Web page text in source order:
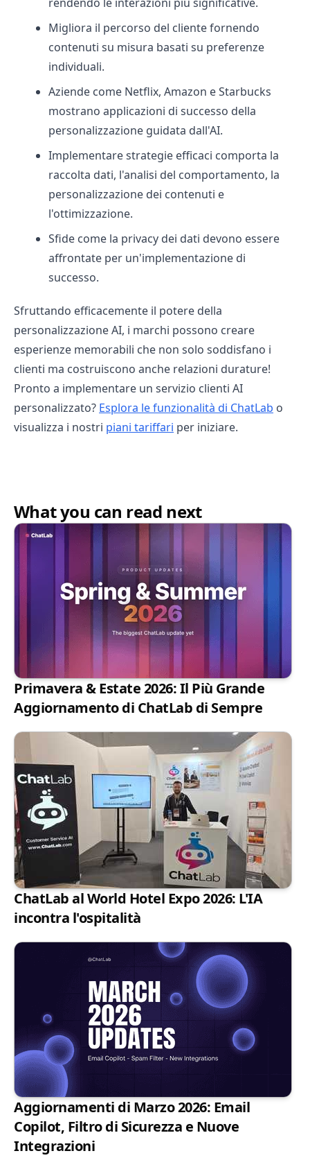
Migliora il percorso del cliente fornendo
contenuti su misura basati su preferenze
individuali.
Aziende come Netflix, Amazon e Starbucks
mostrano applicazioni di successo della
personalizzazione guidata dall'AI.
Implementare strategie efficaci comporta la
raccolta dati, l'analisi del comportamento, la
personalizzazione dei contenuti e
l'ottimizzazione.
Sfide come la privacy dei dati devono essere
affrontate per un'implementazione di
successo.
Sfruttando efficacemente il potere della
personalizzazione AI, i marchi possono creare
esperienze memorabili che non solo soddisfano i
clienti ma costruiscono anche relazioni durature!
Pronto a implementare un servizio clienti AI
personalizzato? Esplora le funzionalità di ChatLab o
visualizza i nostri piani tariffari per iniziare.
What you can read next
Primavera & Estate 2026: Il Più Grande
Aggiornamento di ChatLab di Sempre
ChatLab al World Hotel Expo 2026: L'IA
incontra l'ospitalità
Aggiornamenti di Marzo 2026: Email
Copilot, Filtro di Sicurezza e Nuove
Integrazioni